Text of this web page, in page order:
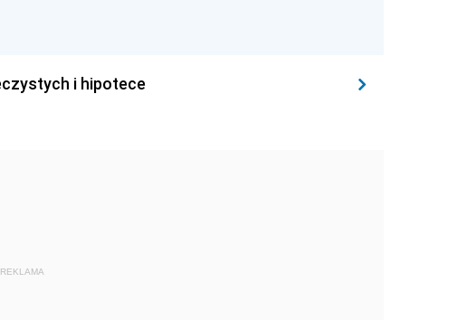
i hipotece
REKLAMA